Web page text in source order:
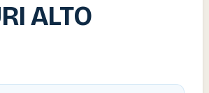
ALTO